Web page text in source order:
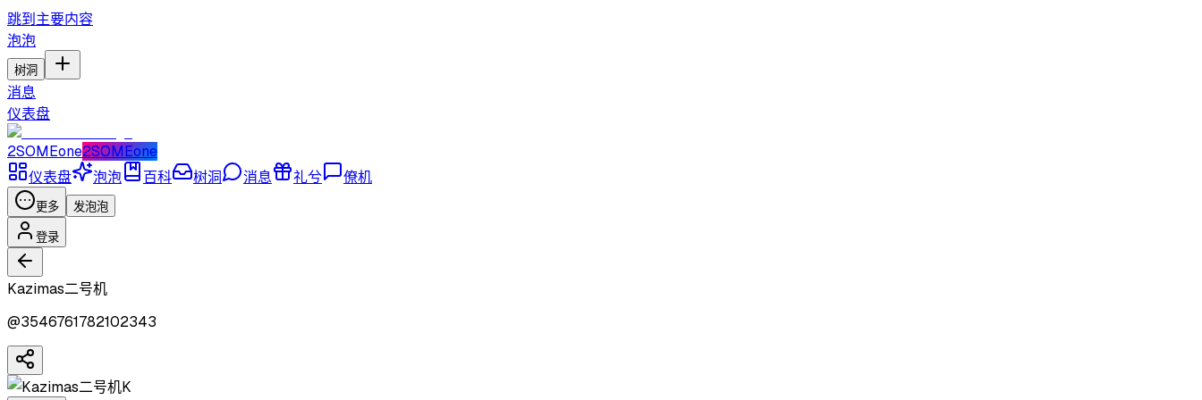
跳到主要内容
泡泡
树洞
消息
仪表盘
2SOMEone2SOMEone
仪表盘
泡泡 百科 树洞 消息 礼兮 僚机
更多 发泡泡
登录
Kazimas二号机
@3546761782102343
K